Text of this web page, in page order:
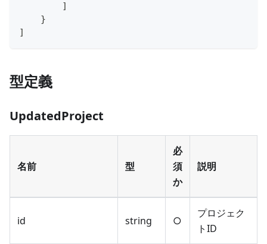
]
}
]
型定義
UpdatedProject
名前 型
必
須
か
説明
id string ○
プロジェク
トID